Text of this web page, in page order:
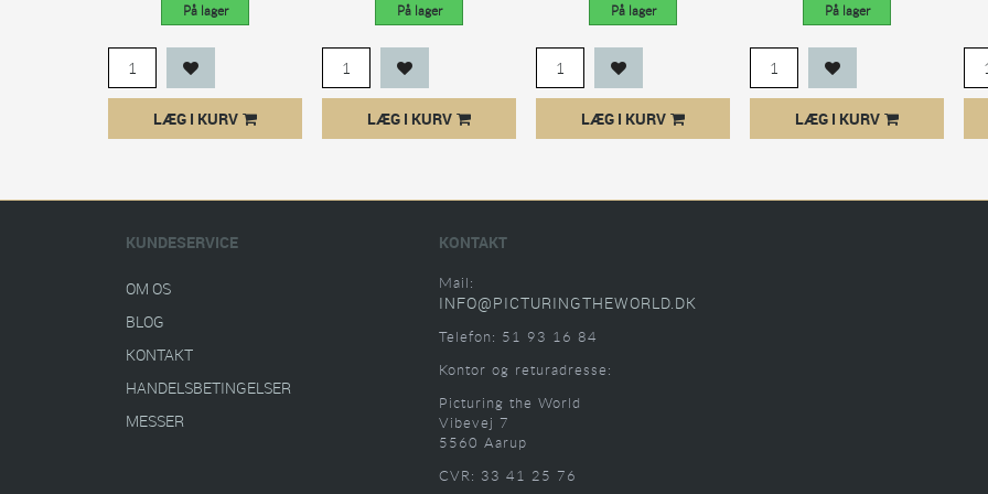
På lager
LÆG I KURV
På lager
LÆG I KURV
På lager
LÆG I KURV
På lager
LÆG I KURV
KUNDESERVICE
OM OS
BLOG
KONTAKT
HANDELSBETINGELSER
MESSER
KONTAKT
Mail:
INFO@PICTURINGTHEWORLD.DK
Telefon: 51 93 16 84
Kontor og returadresse:
Picturing the World
Vibevej 7
5560 Aarup
CVR: 33 41 25 76